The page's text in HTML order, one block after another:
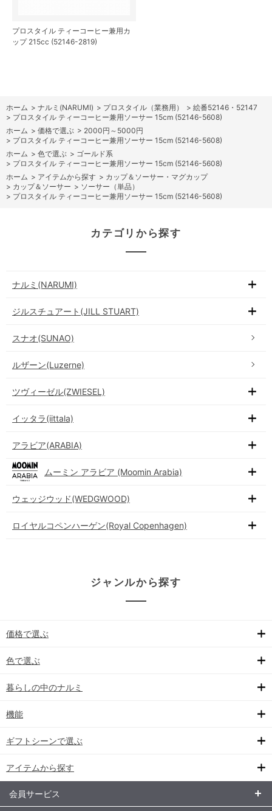
プロスタイル ティーコーヒー兼用カ
ップ 215cc (52146-2819)
ホーム > ナルミ(NARUMI) > プロスタイル（業務用） > 絵番52146・52147
> プロスタイル ティーコーヒー兼用ソーサー 15cm (52146-5608)
ホーム > 価格で選ぶ > 2000円～5000円
> プロスタイル ティーコーヒー兼用ソーサー 15cm (52146-5608)
ホーム > 色で選ぶ > ゴールド系
> プロスタイル ティーコーヒー兼用ソーサー 15cm (52146-5608)
ホーム > アイテムから探す > カップ＆ソーサー・マグカップ
> カップ＆ソーサー > ソーサー（単品）
> プロスタイル ティーコーヒー兼用ソーサー 15cm (52146-5608)
カテゴリから探す
ナルミ(NARUMI)
ジルスチュアート(JILL STUART)
スナオ(SUNAO)
ルザーン(Luzerne)
ツヴィーゼル(ZWIESEL)
イッタラ(iittala)
アラビア(ARABIA)
ムーミン アラビア (Moomin Arabia)
ウェッジウッド(WEDGWOOD)
ロイヤルコペンハーゲン(Royal Copenhagen)
ジャンルから探す
価格で選ぶ
色で選ぶ
暮らしの中のナルミ
機能
ギフトシーンで選ぶ
アイテムから探す
会員サービス